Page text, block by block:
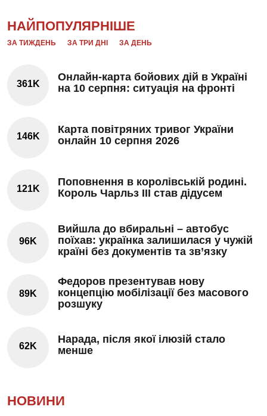
НАЙПОПУЛЯРНІШЕ
ЗА ТИЖДЕНЬ ЗА ТРИ ДНІ ЗА ДЕНЬ
361K
Онлайн-карта бойових дій в Україні
на 10 серпня: ситуація на фронті
146K
Карта повітряних тривог України
онлайн 10 серпня 2026
121K
Поповнення в королівській родині.
Король Чарльз III став дідусем
96K
Вийшла до вбиральні – автобус
поїхав: українка залишилася у чужій
країні без документів та зв’язку
89K
Федоров презентував нову
концепцію мобілізації без масового
розшуку
62K
Нарада, після якої ілюзій стало
менше
НОВИНИ